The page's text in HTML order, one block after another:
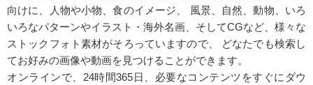
向けに、人物や小物、食のイメージ、 風景、自然、動物、いろ
いろなパターンやイラスト・海外名画、そしてCGなど、様々な
ストックフォト素材がそろっていますので、 どなたでも検索し
てお好みの画像や動画を見つけることができます。
オンラインで、24時間365日、必要なコンテンツをすぐにダウ